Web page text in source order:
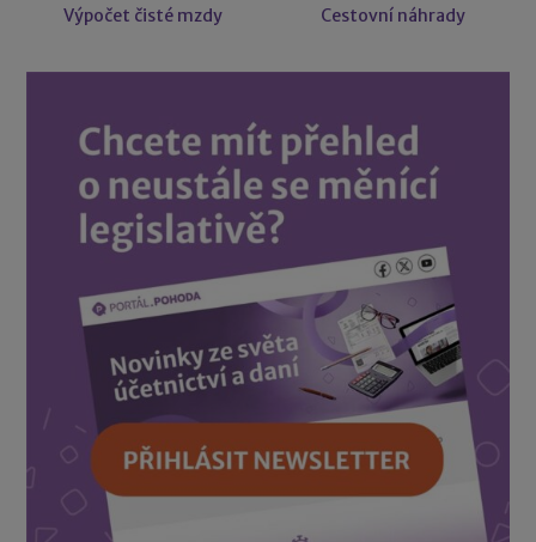
Výpočet čisté mzdy Cestovní náhrady